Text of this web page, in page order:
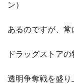
ン）
あるのですが、常
ドラッグストア
透明争奪戦を盛り